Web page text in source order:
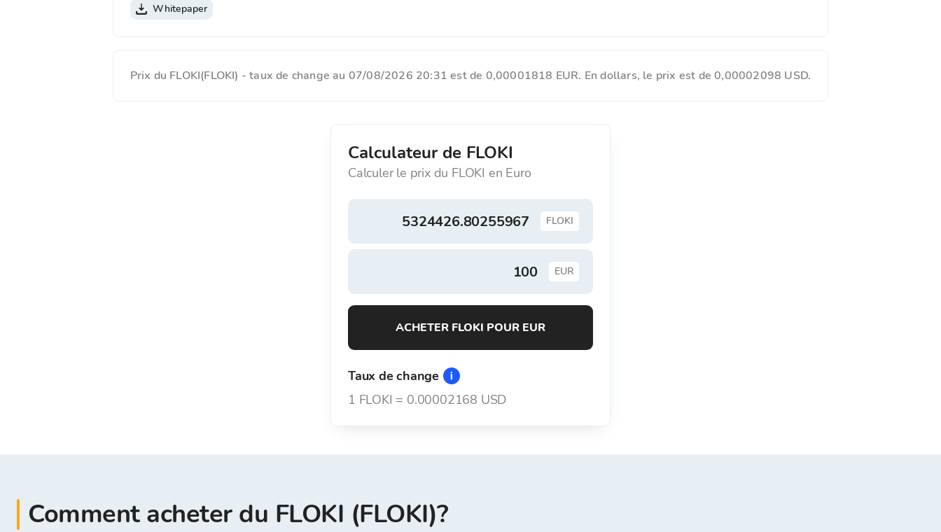
Whitepaper
Prix du FLOKI(FLOKI) - taux de change au 07/08/2026 20:31 est de 0,00001818 EUR. En dollars, le prix est de 0,00002098 USD.
Calculateur de FLOKI
Calculer le prix du FLOKI en Euro
FLOKI
EUR
ACHETER FLOKI POUR EUR
Taux de change
1 FLOKI = 0.00002168 USD
Comment acheter du FLOKI (FLOKI)?